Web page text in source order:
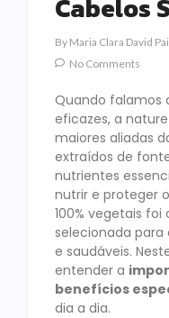
Cabelos
By Maria Clara David
No Comments
Quando falamos
eficazes, a
maiores aliadas
extraídos de
nutrientes
nutrir e proteger
100% vegetais
selecionada para
e saudáveis.
entender a
benefícios
dia a dia.